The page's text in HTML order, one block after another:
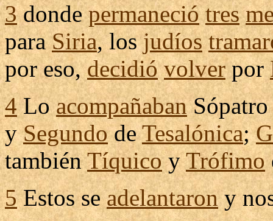
3dondepermaneció tres
paraSiria, losjudíos
por eso,decidió volverpor
4Loacompañaban Sópatro
ySegundodeTesalónica;
tambiénTíquicoyTrófimo
5Estos seadelantarony